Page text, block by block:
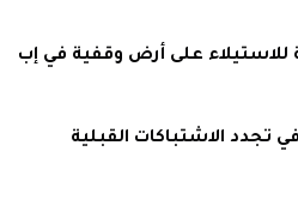
للاستيلاء على أرض وقفية في إب
تجدد الاشتباكات القبلية